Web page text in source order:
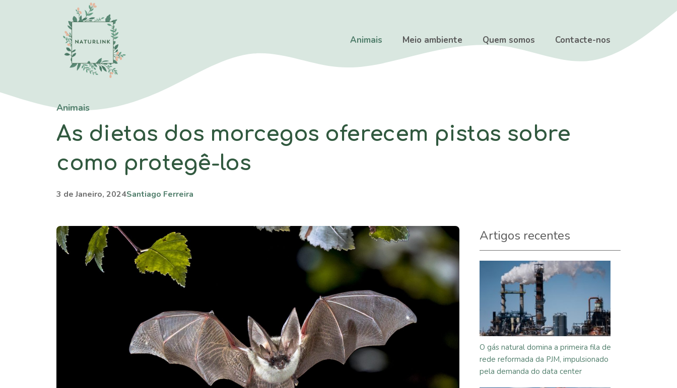
Animais Meio ambiente Quem somos Contacte-nos
Animais
As dietas dos morcegos oferecem pistas sobre
como protegê-los
3 de Janeiro, 2024Santiago Ferreira
Artigos recentes
O gás natural domina a primeira fila de
rede reformada da PJM, impulsionado
pela demanda do data center